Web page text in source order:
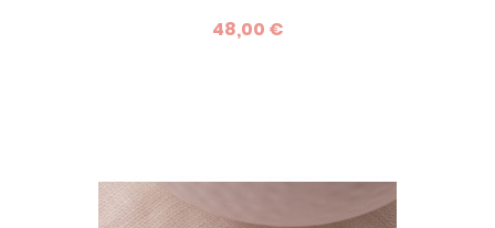
symbole à graver, complétez avec une chaîne et vous
48,00 €